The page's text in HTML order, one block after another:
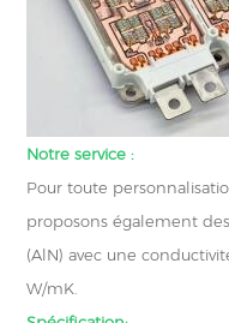
Notre service :
Pour toute
proposons également
(AlN) avec une
W/mK.